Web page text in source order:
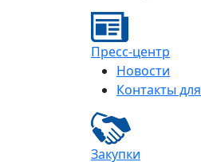
Пресс-центр
Новости
Контакты
Закупки